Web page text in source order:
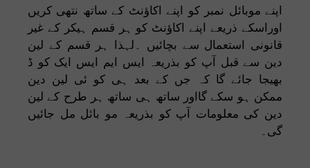
اپنے موبائل نمبر کو اپنے اکاؤنٹ کے ساتھ نتھی کریں
اوراسکے ذریعے اپنے اکاؤنٹ کو ہر قسم ہیکر کے غیر
قانونی استعمال سے بچائیں ۔لہذا ہر قسم کے لین
دین سے قبل آپ کو بذریعہ ایس ایم ایس ایک کو ڈ
بھیجا جائے گا کہ جں کے بعد ہی کو ئی لین دین
ممکن ہو سکے گااور ساتھ ہی ساتھ ہر طرح کے لین
دین کی معلومات آپ کو بذریعہ مو بائل مل جائیں
گی۔